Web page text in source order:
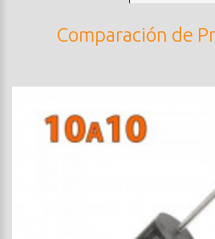
Comparación de